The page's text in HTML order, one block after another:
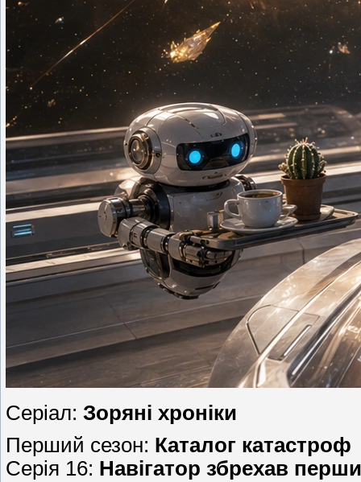
Серіал: Зоряні хроніки
Перший сезон: Каталог катастроф
Серія 16: Навігатор збрехав